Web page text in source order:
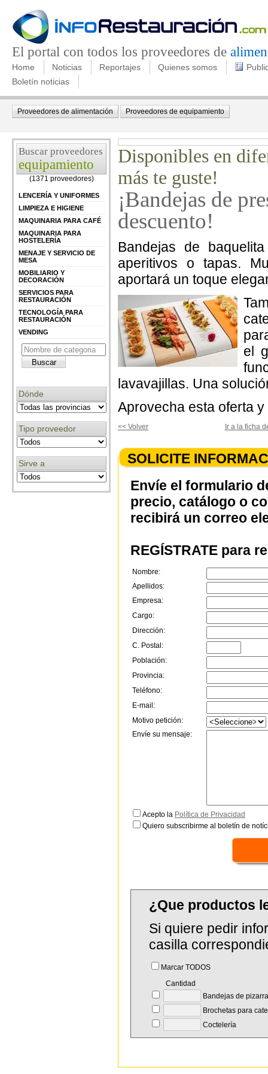
El portal con todos los proveedores de
Home Noticias Reportajes Quienes somos
Boletín noticias
Proveedores de alimentación Proveedores de equipamiento
Buscar proveedores
equipamiento
(1371 proveedores)
LENCERÍA Y UNIFORMES
LIMPIEZA E HIGIENE
MAQUINARIA PARA CAFÉ
MAQUINARIA PARA
HOSTELERÍA
MENAJE Y SERVICIO DE
MESA
MOBILIARIO Y
DECORACIÓN
SERVICIOS PARA
RESTAURACIÓN
TECNOLOGÍA PARA
RESTAURACIÓN
VENDING
Dónde
Tipo proveedor
Sirve a
Disponibles en
más te guste!
¡Bandejas de
descuento!
Bandejas de
aperitivos o tapas.
aportará un toque
el
lavavajillas. Una
Aprovecha esta oferta
<< Volver Ir a la ficha
SOLICITE
Envíe el formulario
precio, catálogo o
recibirá un correo
REGÍSTRATE para
Nombre:
Apellidos:
Empresa:
Cargo:
Dirección:
C. Postal:
Población:
Provincia:
Teléfono:
E-mail:
Motivo petición:
Envíe su mensaje:
Acepto la Política de Privacidad
Quiero subscribirme al boletín de
¿Que productos
Si quiere pedir
casilla
Marcar TODOS
Cantidad
Bandejas de pizarra
Brochetas para
Coctelería